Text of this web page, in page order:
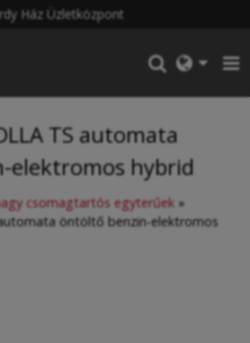
Ház Üzletközpont
TS automata
elektromos hybrid
csomagtartós egyterűek »
öntöltő benzin-elektromos